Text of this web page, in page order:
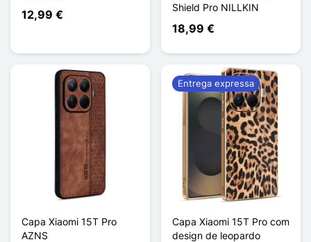
12,99 €
Shield Pro NILLKIN
18,99 €
Capa Xiaomi 15T Pro
AZNS
Capa Xiaomi 15T Pro com
design de leopardo
Entrega expressa